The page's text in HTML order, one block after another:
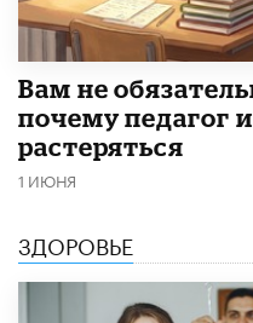
​Вам не
почему педагог
растеряться
1 ИЮНЯ
ЗДОРОВЬЕ